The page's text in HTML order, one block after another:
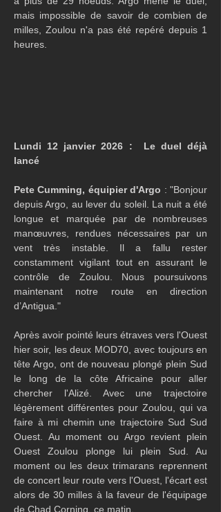
mais impossible de savoir de combien de
milles, Zoulou n'a pas été repéré depuis 1
heures.
Lundi 12 janvier 2026 :  Le duel déjà
lancé
Pete Cumming, équipier d'Argo : "Bonjour
depuis Argo, au lever du soleil. La nuit a été
longue et marquée par de nombreuses
manœuvres, rendues nécessaires par un
vent très instable. Il a fallu rester
constamment vigilant tout en assurant le
contrôle de Zoulou. Nous poursuivons
maintenant notre route en direction
d’Antigua."
Après avoir pointé leurs étraves vers l'Ouest
hier soir, les deux MOD70, avec toujours en
tête Argo, ont de nouveau plongé plein Sud
le long de la côte Africaine pour aller
chercher l'Alizé. Avec une trajectoire
légèrement différentes pour Zoulou, qui va
faire à mi chemin une trajectoire Sud Sud
Ouest. Au moment ou Argo revient plein
Ouest Zoulou plonge lui plein Sud. Au
moment ou les deux trimarans reprennent
de concert leur route vers l'Ouest, l'écart est
alors de 30 milles à la faveur de l'équipage
de Chad Corning, ce matin.